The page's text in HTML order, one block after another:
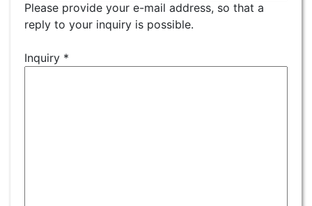
Please provide your e-mail address, so that a
reply to your inquiry is possible.
Inquiry *